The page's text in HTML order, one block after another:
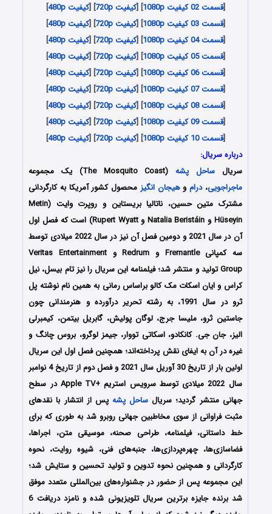
[قسمت 02 کیفیت 1080p ] [کیفیت 720p ] [کیفیت 480p
]
[قسمت 03 کیفیت 1080p ] [کیفیت 720p ] [کیفیت 480p
]
[قسمت 04 کیفیت 1080p ] [کیفیت 720p ] [کیفیت 480p
]
[قسمت 05 کیفیت 1080p ] [کیفیت 720p ] [کیفیت 480p
]
[قسمت 06 کیفیت 1080p ] [کیفیت 720p ] [کیفیت 480p
]
[قسمت 07 کیفیت 1080p ] [کیفیت 720p ] [کیفیت 480p
]
[قسمت 08 کیفیت 1080p ] [کیفیت 720p ] [کیفیت 480p
]
[قسمت 09 کیفیت 1080p ] [کیفیت 720p ] [کیفیت 480p
]
[قسمت 10 کیفیت 1080p ] [کیفیت 720p ] [کیفیت 480p
]
درباره سریال:
سریال ساحل پشه(The Mosquito Coast) یک مجموعه
ماجراجویی،دراموهیجان انگیز محصول کشور آمریکا به کارگردانی
مشترک متین حسین، ناتالیا بریستاین و روپرت وایت (Metin
Hüseyin و Natalia Beristáin و Rupert Wyatt) است که فصل اول
آن در سال 2021 و دومین فصل آن نیز در سال 2022 میلادی توسط
سه کمپانی Fremantle و Redrum و Veritas Entertainment
Group تولید و منتشر شد؛ فیلمنامه این سریال را نیز تام بیسل، نیل
کراس و ایان اسکات مک کالو براساس رمانی به همین نام نوشته پل
ثرو در سال 1991، به رشته تحریر درآورده و هنرمندانی چون
جاستین ثرو، ملیسا جرج، لوگان پولیش، گابریل بیتمن، کیمبرلی
الیز، جان جی. کانکادو، اسکاتی تووار، جیمز لوگرو، بروس چانگ و
غیره در آن به ایفای نقش پرداخته‌اند؛ همچنین فصل اول این سریال
اولین بار از تاریخ 30 آوریل سال 2021 و فصل دوم از تاریخ 4 نوامبر
سال 2022 میلادی توسط سرویس استریم +Apple TV در سطح
جهانی منتشر گردید؛ سریال ساحل پشه پس از انتشار با نقدهای
مثبت فراوانی از سوی مخاطبین جهانی روبرو شد به طوری که برای
خط داستانی، فیلمنامه، طراحی صحنه، موسیقی متن، اجراها،
فضاسازی‌ها، چهره‌پردازی‌ها، جنبه‌های فنی، شیوه روایت، نحوه
کارگردانی و همچنین نحوه تدوین و تولید تحسین و ستایش شد؛
این مجموعه پس از حضور در جشنواره‌های بین‌المللی متعدد موفق
شد برنده جایزه برترین سریال تلویزیونی شده و نامزد دریافت 6